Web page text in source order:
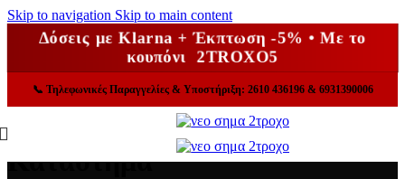
Skip to navigation Skip to main content
Δόσεις με Klarna + Έκπτωση -5% • Με το
κουπόνι 2TROXO5
📞 Τηλεφωνικές Παραγγελίες & Υποστήριξη: 2610 436196 & 6931390006
Κατάστημα